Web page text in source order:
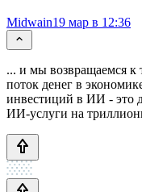
Midwain19 мар в 12:36
... и мы возвращаемся
поток денег в
инвестиций в ИИ - это
ИИ-услуги на